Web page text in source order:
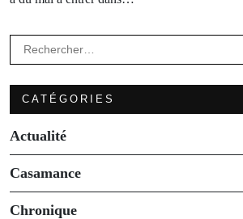
Rechercher :
CATÉGORIES
Actualité
Casamance
Chronique